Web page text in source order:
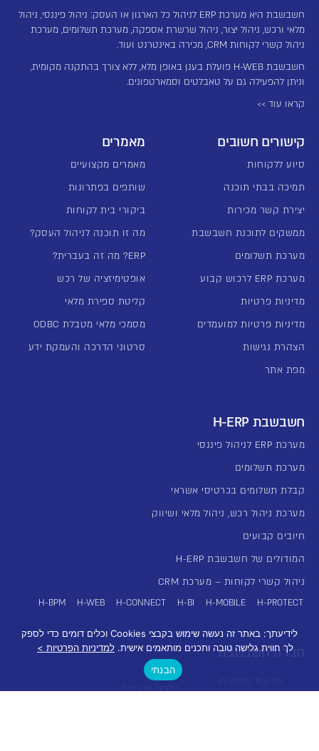
חשבשבת היא מערכת ERP לניהול כל הארגון או העסק: ניהול פיננסי, ניהול
מלאי ורכש, ניהול יצור, ניהול שרשרת אספקה, מערכת תשלומים, מערכת
ניהול קשרי לקוחות CRM, מכירה באינטרנט ועוד.
חשבשבת H-WEB פועלת בענן באופן מלא, ללא צורך בהתקנה מקומית,
וניתן להפעילה גם על טאבלטים וסמארטפונים.
קראו עוד >>
קישורים חשובים
סיוע ללקוחות
תמיכה בבתי תוכנה
יצירת קשר מכירות
ממשקים לתוכנת חשבשבת
מערכת תשלומים
מערכת ERP לרכוש קבוע
מדיניות פרטיות
מדיניות פרטיות למועמדים
הצהרת נגישות
מפת אתר
מאמרים
מאמרים מקצועיים
שותפים בפתרונות
ביקורי בית לקוחות
מה זו תוכנה לניהול העסק?
ERP? מה זה בעברית?
אופטימיזציה של רכש
קליטת ספירת מלאי
מסמכי מלאי מטבלת ODBC
סרטוני הדרכה והעמקת ידע
חשבשבת H-ERP
מערכת ERP לניהול פיננסי
מערכת תשלומים
קבלת תשלומים בכרטיסי אשראי
מערכת ניהול רכש, ניהול מלאי ושיווק
חיובים קבועים
המודולים של חשבשבת H-ERP
ניהול קשרי לקוחות – מערכת CRM
H-PROTECT
H-MOBILE
H-BI
H-CONNECT
H-WEB
H-BPM
חברת חשבשבת
טלפון מרכזייה
לידיעתך: באתר זה נעשה שימוש בקבצי Cookies וכלים דומים כדי לספק
לך חווית גלישה טובה ותכנים מותאמים אישית. למדיניות הפרטיות >
הבנתי